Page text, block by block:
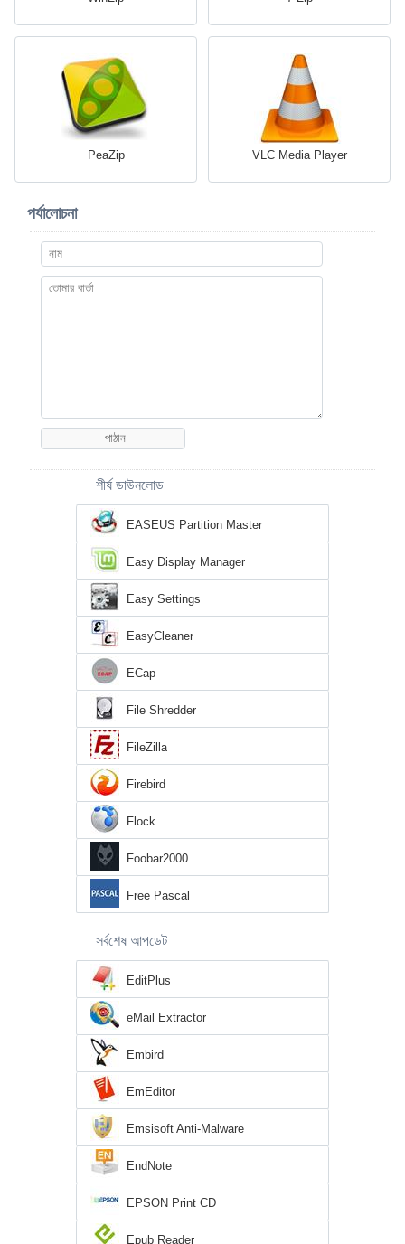
PeaZip VLC Media Player
পর্যালোচনা
শীর্ষ ডাউনলোড
EASEUS Partition Master
Easy Display Manager
Easy Settings
EasyCleaner
ECap
File Shredder
FileZilla
Firebird
Flock
Foobar2000
Free Pascal
সর্বশেষ আপডেট
EditPlus
eMail Extractor
Embird
EmEditor
Emsisoft Anti-Malware
EndNote
EPSON Print CD
Epub Reader